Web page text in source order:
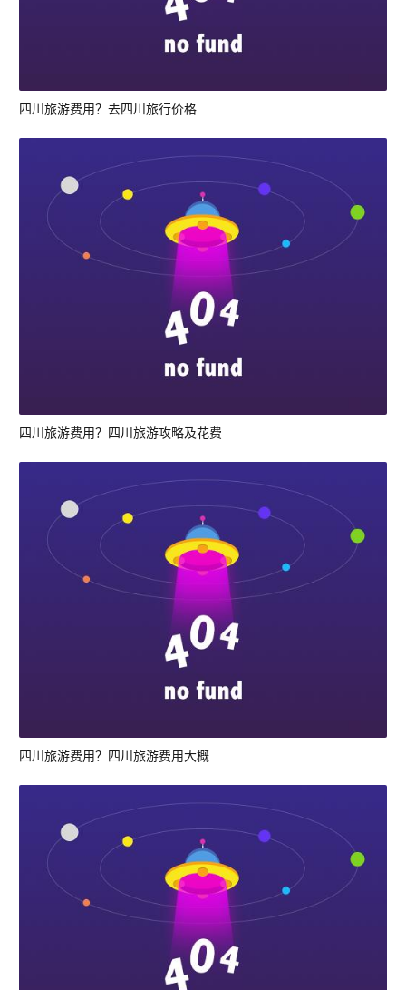
四川旅游费用？去四川旅行价格
四川旅游费用？四川旅游攻略及花费
四川旅游费用？四川旅游费用大概